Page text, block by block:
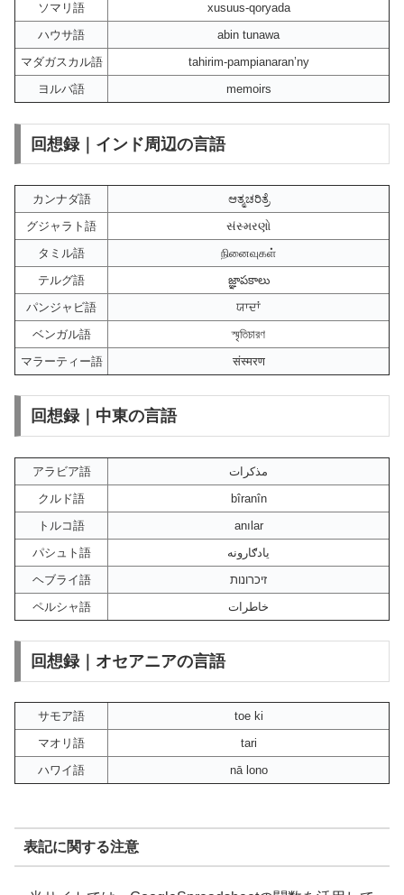
ソマリ語
xusuus-qoryada
ハウサ語
abin tunawa
マダガスカル語
tahirim-pampianaran’ny
ヨルバ語
memoirs
回想録｜インド周辺の言語
カンナダ語
ಆತ್ಮಚರಿತ್ರೆ
グジャラト語
સંસ્મરણો
タミル語
நினைவுகள்
テルグ語
జ్ఞాపకాలు
パンジャビ語
ਯਾਦਾਂ
ベンガル語
স্মৃতিচারণ
マラーティー語
संस्मरण
回想録｜中東の言語
アラビア語
مذكرات
クルド語
bîranîn
トルコ語
anılar
パシュト語
یادګارونه
ヘブライ語
זיכרונות
ペルシャ語
خاطرات
回想録｜オセアニアの言語
サモア語
toe ki
マオリ語
tari
ハワイ語
nā lono
表記に関する注意